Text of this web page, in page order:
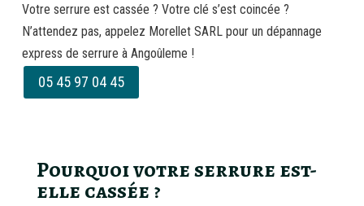
Votre serrure est cassée ? Votre clé s’est coincée ?
N’attendez pas, appelez Morellet SARL pour un dépannage
express de serrure à Angoûleme !
05 45 97 04 45
Pourquoi votre serrure est-
elle cassée ?